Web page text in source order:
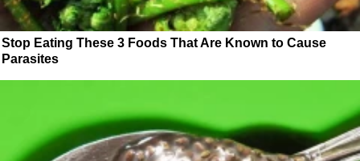
Stop Eating These 3 Foods That Are Known to Cause
Parasites